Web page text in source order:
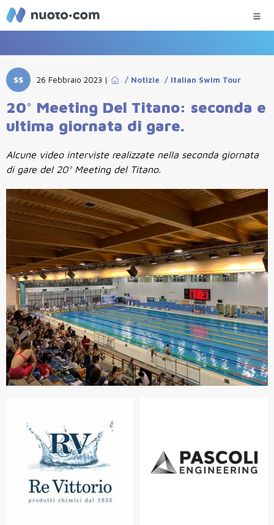
SS 26 Febbraio 2023 | / Notizie / Italian Swim Tour
20° Meeting Del Titano: seconda e
ultima giornata di gare.
Alcune video interviste realizzate nella seconda giornata
di gare del 20° Meeting del Titano.